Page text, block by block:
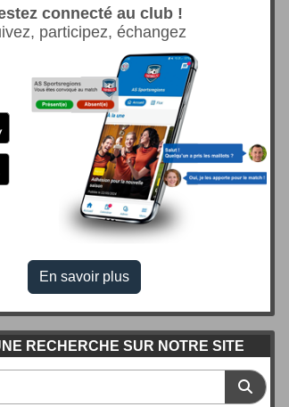
connecté au club !
participez, échangez
En savoir plus
RECHERCHE SUR NOTRE SITE